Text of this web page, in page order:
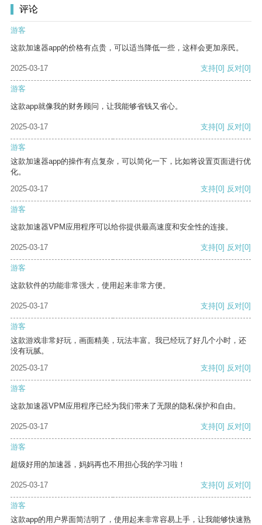
评论
游客
这款加速器app的价格有点贵，可以适当降低一些，这样会更加亲民。
2025-03-17 支持[0] 反对[0]
游客
这款app就像我的财务顾问，让我能够省钱又省心。
2025-03-17 支持[0] 反对[0]
游客
这款加速器app的操作有点复杂，可以简化一下，比如将设置页面进行优
化。
2025-03-17
支持[0] 反对[0]
游客
这款加速器VPM应用程序可以给你提供最高速度和安全性的连接。
2025-03-17 支持[0] 反对[0]
游客
这款软件的功能非常强大，使用起来非常方便。
2025-03-17 支持[0] 反对[0]
游客
这款游戏非常好玩，画面精美，玩法丰富。我已经玩了好几个小时，还
没有玩腻。
2025-03-17
支持[0] 反对[0]
游客
这款加速器VPM应用程序已经为我们带来了无限的隐私保护和自由。
2025-03-17 支持[0] 反对[0]
游客
超级好用的加速器，妈妈再也不用担心我的学习啦！
2025-03-17 支持[0] 反对[0]
游客
这款app的用户界面简洁明了，使用起来非常容易上手，让我能够快速熟